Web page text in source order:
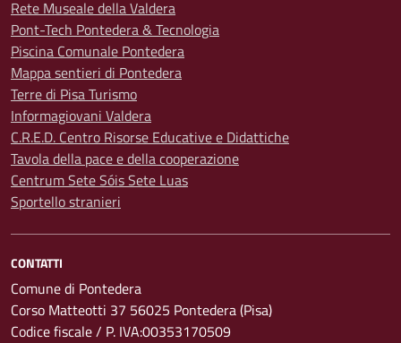
Rete Museale della Valdera
Pont-Tech Pontedera & Tecnologia
Piscina Comunale Pontedera
Mappa sentieri di Pontedera
Terre di Pisa Turismo
Informagiovani Valdera
C.R.E.D. Centro Risorse Educative e Didattiche
Tavola della pace e della cooperazione
Centrum Sete Sóis Sete Luas
Sportello stranieri
CONTATTI
Comune di Pontedera
Corso Matteotti 37 56025 Pontedera (Pisa)
Codice fiscale / P. IVA:00353170509